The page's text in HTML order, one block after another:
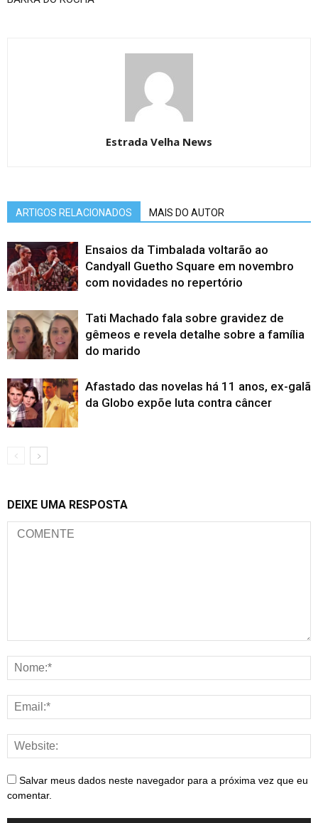
Estrada Velha News
ARTIGOS RELACIONADOS MAIS DO AUTOR
Ensaios da Timbalada voltarão ao
Candyall Guetho Square em novembro
com novidades no repertório
Tati Machado fala sobre gravidez de
gêmeos e revela detalhe sobre a família
do marido
Afastado das novelas há 11 anos, ex-galã
da Globo expõe luta contra câncer
DEIXE UMA RESPOSTA
Salvar meus dados neste navegador para a próxima vez que eu
comentar.